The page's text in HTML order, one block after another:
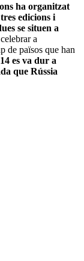
ha organitzat
edicions i
se situen a
a
de països que han
es va dur a
que Rússia